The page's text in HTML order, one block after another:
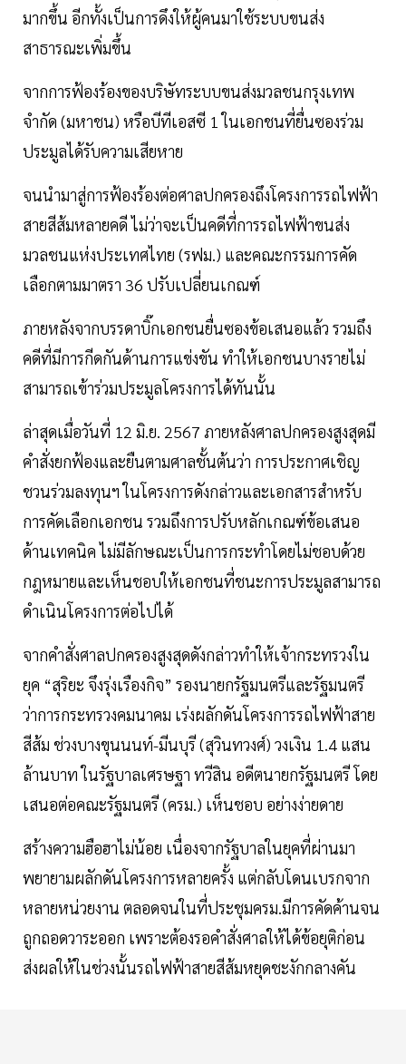
มากขึ้น อีกทั้งเป็นการดึงให้ผู้คนมาใช้ระบบขนส่ง
สาธารณะเพิ่มขึ้น
จากการฟ้องร้องของบริษัทระบบขนส่งมวลชนกรุงเทพ
จำกัด (มหาชน) หรือบีทีเอสซี 1 ในเอกชนที่ยื่นซองร่วม
ประมูลได้รับความเสียหาย
จนนำมาสู่การฟ้องร้องต่อศาลปกครองถึงโครงการรถไฟฟ้า
สายสีส้มหลายคดี ไม่ว่าจะเป็นคดีที่การรถไฟฟ้าขนส่ง
มวลชนแห่งประเทศไทย (รฟม.) และคณะกรรมการคัด
เลือกตามมาตรา 36 ปรับเปลี่ยนเกณฑ์
ภายหลังจากบรรดาบิ๊กเอกชนยื่นซองข้อเสนอแล้ว รวมถึง
คดีที่มีการกีดกันด้านการแข่งขัน ทำให้เอกชนบางรายไม่
สามารถเข้าร่วมประมูลโครงการได้ทันนั้น
ล่าสุดเมื่อวันที่ 12 มิ.ย. 2567 ภายหลังศาลปกครองสูงสุดมี
คำสั่งยกฟ้องและยืนตามศาลชั้นต้นว่า การประกาศเชิญ
ชวนร่วมลงทุนฯ ในโครงการดังกล่าวและเอกสารสำหรับ
การคัดเลือกเอกชน รวมถึงการปรับหลักเกณฑ์ข้อเสนอ
ด้านเทคนิค ไม่มีลักษณะเป็นการกระทำโดยไม่ชอบด้วย
กฎหมายและเห็นชอบให้เอกชนที่ชนะการประมูลสามารถ
ดำเนินโครงการต่อไปได้
จากคำสั่งศาลปกครองสูงสุดดังกล่าวทำให้เจ้ากระทรวงใน
ยุค “สุริยะ จึงรุ่งเรืองกิจ” รองนายกรัฐมนตรีและรัฐมนตรี
ว่าการกระทรวงคมนาคม เร่งผลักดันโครงการรถไฟฟ้าสาย
สีส้ม ช่วงบางขุนนนท์-มีนบุรี (สุวินทวงศ์) วงเงิน 1.4 แสน
ล้านบาท ในรัฐบาลเศรษฐา ทวีสิน อดีตนายกรัฐมนตรี โดย
เสนอต่อคณะรัฐมนตรี (ครม.) เห็นชอบ อย่างง่ายดาย
สร้างความฮือฮาไม่น้อย เนื่องจากรัฐบาลในยุคที่ผ่านมา
พยายามผลักดันโครงการหลายครั้ง แต่กลับโดนเบรกจาก
หลายหน่วยงาน ตลอดจนในที่ประชุมครม.มีการคัดค้านจน
ถูกถอดวาระออก เพราะต้องรอคำสั่งศาลให้ได้ข้อยุติก่อน
ส่งผลให้ในช่วงนั้นรถไฟฟ้าสายสีส้มหยุดชะงักกลางคัน